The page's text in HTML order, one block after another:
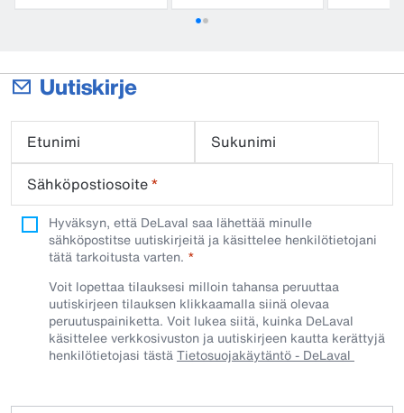
Uutiskirje
Etunimi
Sukunimi
Sähköpostiosoite*
Hyväksyn, että DeLaval saa lähettää minulle
sähköpostitse uutiskirjeitä ja käsittelee henkilötietojani
tätä tarkoitusta varten.
Voit lopettaa tilauksesi milloin tahansa peruuttaa
uutiskirjeen tilauksen klikkaamalla siinä olevaa
peruutuspainiketta. Voit lukea siitä, kuinka DeLaval
käsittelee verkkosivuston ja uutiskirjeen kautta kerättyjä
henkilötietojasi tästäTietosuojakäytäntö - DeLaval